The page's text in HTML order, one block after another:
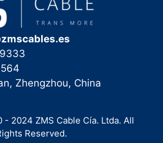
Zhengzhou, China
2024 ZMS Cable Cía. Ltda. All
Reserved.